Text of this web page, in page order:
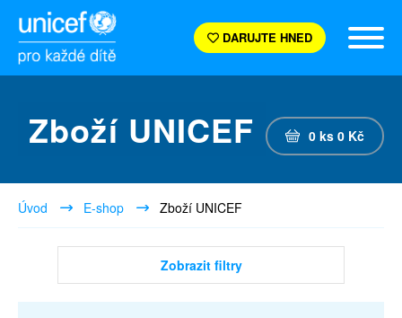
DARUJTE HNED
Zboží UNICEF 0 ks 0 Kč
Úvod E-shop Zboží UNICEF
Zobrazit filtry